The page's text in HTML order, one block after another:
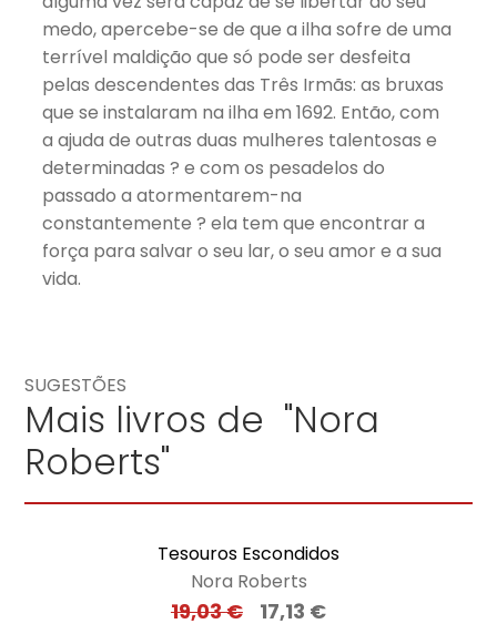
medo, apercebe-se de que a ilha sofre de uma
terrível maldição que só pode ser desfeita
pelas descendentes das Três Irmãs: as bruxas
que se instalaram na ilha em 1692. Então, com
a ajuda de outras duas mulheres talentosas e
determinadas ? e com os pesadelos do
passado a atormentarem-na
constantemente ? ela tem que encontrar a
força para salvar o seu lar, o seu amor e a sua
vida.
SUGESTÕES
Mais livros de "Nora
Roberts"
Tesouros Escondidos
Nora Roberts
19,03€ 17,13 €